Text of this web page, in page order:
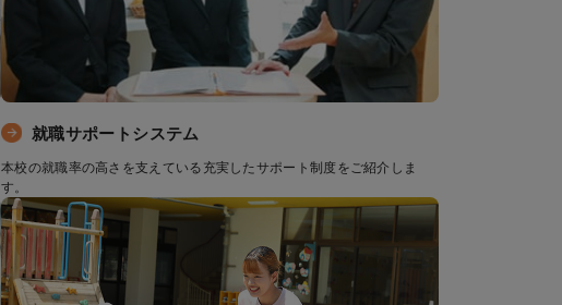
就職サポートシステム
本校の就職率の高さを支えている充実したサポート制度をご紹介しま
す。